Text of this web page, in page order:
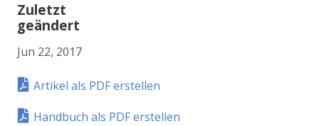
Zuletzt
geändert
Jun 22, 2017
Artikel als PDF erstellen
Handbuch als PDF erstellen